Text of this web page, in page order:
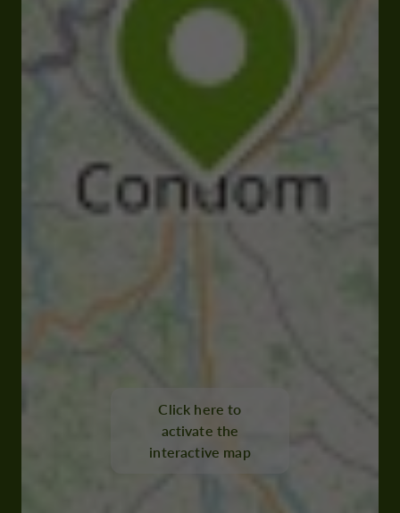
Click here to
activate the
interactive map